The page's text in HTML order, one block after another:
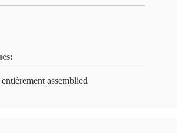
assemblied